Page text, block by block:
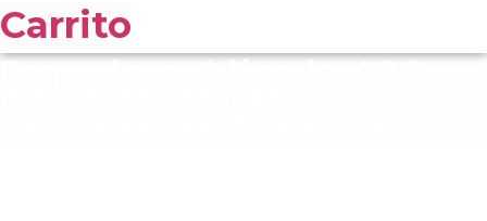
Carrito